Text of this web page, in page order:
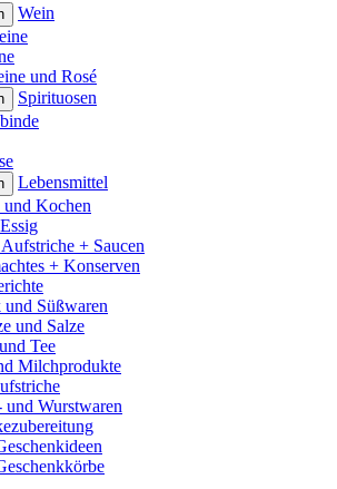
Wein
und Rosé
Spirituosen
Lebensmittel
und Kochen
+ Saucen
+ Konserven
und Süßwaren
und Salze
Tee
Milchprodukte
und Wurstwaren